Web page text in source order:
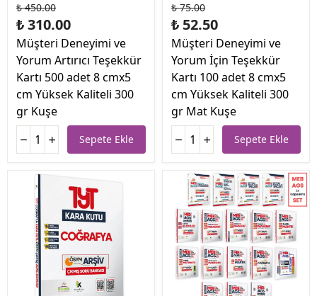
₺ 450.00
₺ 310.00
Müşteri Deneyimi ve
Yorum Artırıcı Teşekkür
Kartı 500 adet 8 cmx5
cm Yüksek Kaliteli 300
gr Kuşe
Sepete Ekle
₺ 75.00
₺ 52.50
Müşteri Deneyimi ve
Yorum İçin Teşekkür
Kartı 100 adet 8 cmx5
cm Yüksek Kaliteli 300
gr Mat Kuşe
Sepete Ekle